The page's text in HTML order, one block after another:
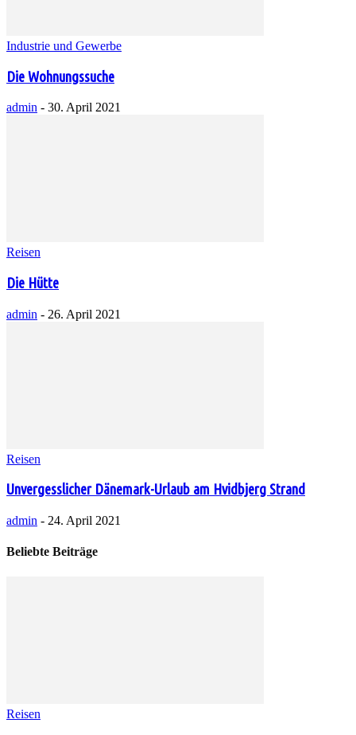
Industrie und Gewerbe
Die Wohnungssuche
admin - 30. April 2021
Reisen
Die Hütte
admin - 26. April 2021
Reisen
Unvergesslicher Dänemark-Urlaub am Hvidbjerg Strand
admin - 24. April 2021
Beliebte Beiträge
Reisen